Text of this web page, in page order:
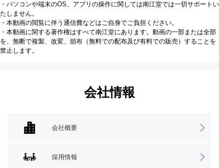
・パソコンや端末のOS、アプリの操作に関しては南江堂では一切サポートい
たしません。
・本動画の閲覧に伴う通信費などはご自身でご負担ください。
・本動画に関する著作権はすべて南江堂にあります。動画の一部または全部
を、無断で複製、改変、頒布（無料での配布及び有料での販売）することを
禁止します。
会社情報
会社概要
採用情報